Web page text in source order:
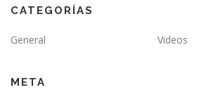
CATEGORÍAS
General Videos
META